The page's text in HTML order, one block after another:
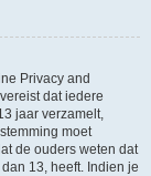
Privacy and
dat iedere
jaar verzamelt,
moet
de ouders weten dat
13, heeft. Indien je